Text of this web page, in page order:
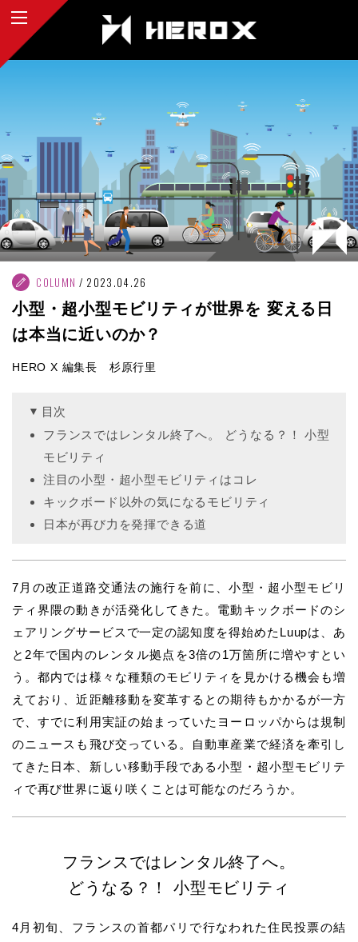
COLUMN 2023.04.26
小型・超小型モビリティが世界を 変える日
は本当に近いのか？
HERO X 編集長 杉原行里
目次
フランスではレンタル終了へ。 どうなる？！ 小型
モビリティ
注目の小型・超小型モビリティはコレ
キックボード以外の気になるモビリティ
日本が再び力を発揮できる道
7月の改正道路交通法の施行を前に、小型・超小型モビリ
ティ界隈の動きが活発化してきた。電動キックボードのシ
ェアリングサービスで一定の認知度を得始めたLuupは、あ
と2年で国内のレンタル拠点を3倍の1万箇所に増やすとい
う。都内では様々な種類のモビリティを見かける機会も増
えており、近距離移動を変革するとの期待もかかるが一方
で、すでに利用実証の始まっていたヨーロッパからは規制
のニュースも飛び交っている。自動車産業で経済を牽引し
てきた日本、新しい移動手段である小型・超小型モビリテ
ィで再び世界に返り咲くことは可能なのだろうか。
フランスではレンタル終了へ。
どうなる？！ 小型モビリティ
4月初旬、フランスの首都パリで行なわれた住民投票の結